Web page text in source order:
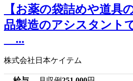
【お薬の袋詰めや道具
品製造のアシスタント
...
株式会社日本ケイテム